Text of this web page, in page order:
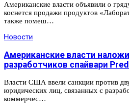
Американские власти объявили о
коснется продажи продуктов
также помеш…
Новости
Американские власти
разработчиков спайвари
Власти США ввели санкции против
юридических лиц, связанных с
коммерчес…